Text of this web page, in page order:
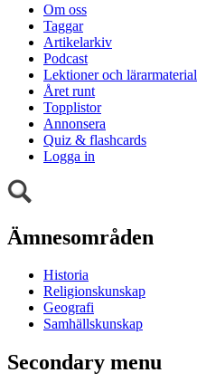
Om oss
Taggar
Artikelarkiv
Podcast
Lektioner och lärarmaterial
Året runt
Topplistor
Annonsera
Quiz & flashcards
Logga in
Ämnesområden
Historia
Religionskunskap
Geografi
Samhällskunskap
Secondary menu